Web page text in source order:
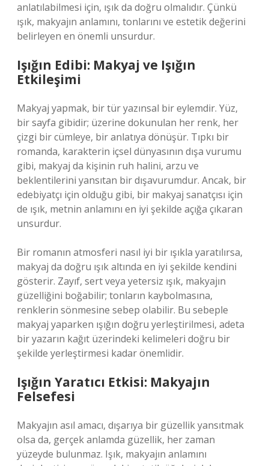
anlatılabilmesi için, ışık da doğru olmalıdır. Çünkü
ışık, makyajın anlamını, tonlarını ve estetik değerini
belirleyen en önemli unsurdur.
Işığın Edibi: Makyaj ve Işığın
Etkileşimi
Makyaj yapmak, bir tür yazınsal bir eylemdir. Yüz,
bir sayfa gibidir; üzerine dokunulan her renk, her
çizgi bir cümleye, bir anlatıya dönüşür. Tıpkı bir
romanda, karakterin içsel dünyasının dışa vurumu
gibi, makyaj da kişinin ruh halini, arzu ve
beklentilerini yansıtan bir dışavurumdur. Ancak, bir
edebiyatçı için olduğu gibi, bir makyaj sanatçısı için
de ışık, metnin anlamını en iyi şekilde açığa çıkaran
unsurdur.
Bir romanın atmosferi nasıl iyi bir ışıkla yaratılırsa,
makyaj da doğru ışık altında en iyi şekilde kendini
gösterir. Zayıf, sert veya yetersiz ışık, makyajın
güzelliğini boğabilir; tonların kaybolmasına,
renklerin sönmesine sebep olabilir. Bu sebeple
makyaj yaparken ışığın doğru yerleştirilmesi, adeta
bir yazarın kağıt üzerindeki kelimeleri doğru bir
şekilde yerleştirmesi kadar önemlidir.
Işığın Yaratıcı Etkisi: Makyajın
Felsefesi
Makyajın asıl amacı, dışarıya bir güzellik yansıtmak
olsa da, gerçek anlamda güzellik, her zaman
yüzeyde bulunmaz. Işık, makyajın anlamını